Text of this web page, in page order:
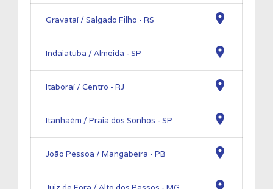
Gravataí / Salgado Filho - RS location_on
Indaiatuba / Almeida - SP location_on
Itaboraí / Centro - RJ location_on
Itanhaém / Praia dos Sonhos - SP location_on
João Pessoa / Mangabeira - PB location_on
location_on